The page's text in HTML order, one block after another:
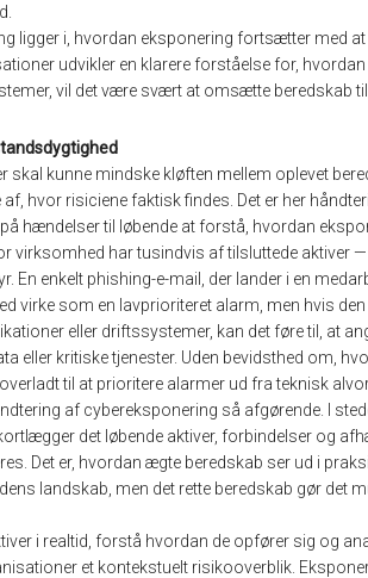
ligger i, hvordan eksponering fortsætter med
udvikler en klarere forståelse for,
vil det være svært at omsætte beredskab
skal kunne mindske kløften mellem oplevet
hvor risiciene faktisk findes. Det er her
hændelser til løbende at forstå, hvordan
virksomhed har tusindvis af tilsluttede aktiver
En enkelt phishing-e-mail, der lander i en
virke som en lavprioriteret alarm, men hvis
eller driftssystemer, kan det føre til, at
eller kritiske tjenester. Uden bevidsthed om,
til at prioritere alarmer ud fra teknisk
af cybereksponering så afgørende. I
det løbende aktiver, forbindelser og
Det er, hvordan ægte beredskab ser ud i
landskab, men det rette beredskab gør det
i realtid, forstå hvordan de opfører sig og
et kontekstuelt risikooverblik.